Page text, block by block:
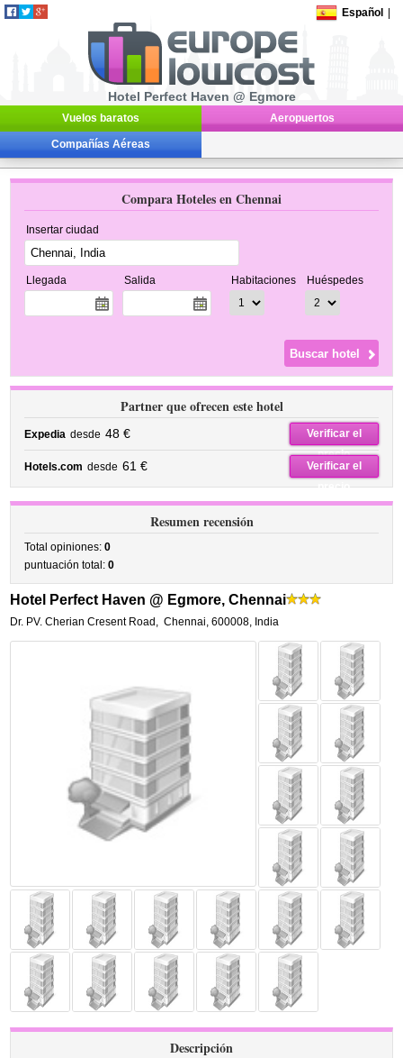
Español
Hotel Perfect Haven @ Egmore
Vuelos baratos Aeropuertos
Compañías Aéreas
Compara Hoteles en Chennai
Insertar ciudad
Llegada Salida Habitaciones Huéspedes
Partner que ofrecen este hotel
Expedia desde 48 €
Verificar el
precio
Hotels.com desde 61 €
Verificar el
precio
Resumen recensión
Total opiniones:0
puntuación total:0
Hotel Perfect Haven @ Egmore, Chennai
Dr. PV. Cherian Cresent Road , Chennai,600008, India
Descripción